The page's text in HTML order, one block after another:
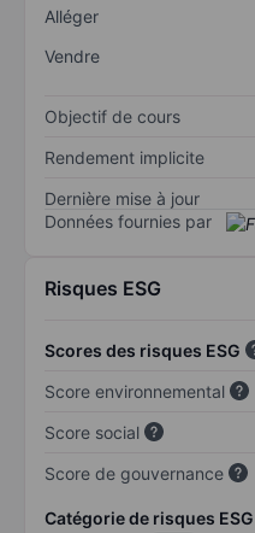
Alléger
Vendre
Objectif de cours
Rendement implicite
Dernière mise à jour
Données fournies par
Risques ESG
Scores des risques ESG
Score environnemental
Score social
Score de gouvernance
Catégorie de risques ESG